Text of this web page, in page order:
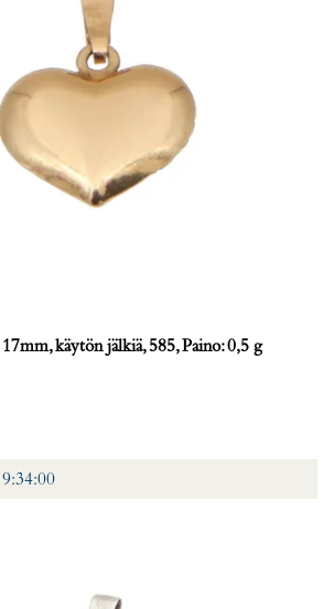
käytön jälkiä, 585, Paino: 0,5 g